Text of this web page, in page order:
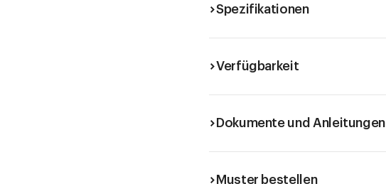
Spezifikationen
Verfügbarkeit
Dokumente und Anleitungen
Muster bestellen